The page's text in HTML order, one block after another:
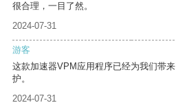
很合理，一目了然。
2024-07-31
游客
这款加速器VPM应用程序已经为我们带
护。
2024-07-31